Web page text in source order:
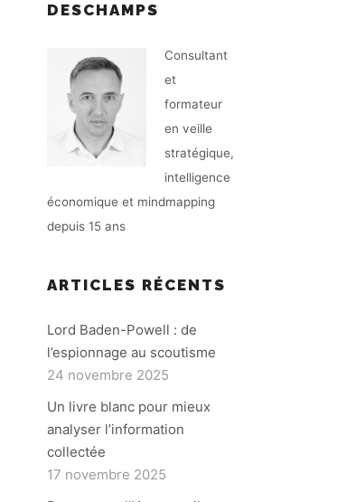
DESCHAMPS
Consultant
et
formateur
en veille
stratégique,
intelligence
économique et mindmapping
depuis 15 ans
ARTICLES RÉCENTS
Lord Baden-Powell : de
l’espionnage au scoutisme
24 novembre 2025
Un livre blanc pour mieux
analyser l’information
collectée
17 novembre 2025